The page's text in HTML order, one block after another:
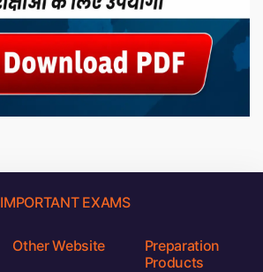
IMPORTANT EXAMS
Other Website
Preparation
Products